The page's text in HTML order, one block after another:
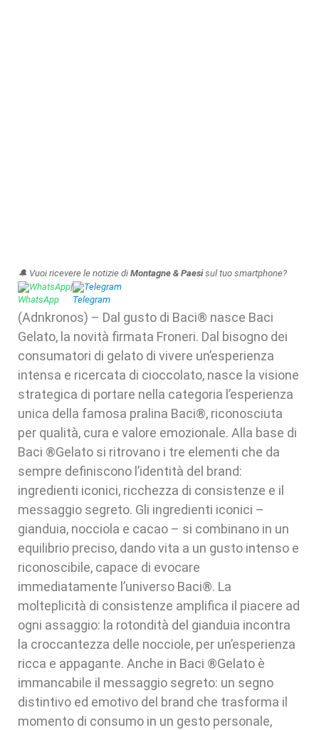
🔔 Vuoi ricevere le notizie di Montagne & Paesisul tuo smartphone?
WhatsApp| Telegram
(Adnkronos) – Dal gusto di Baci® nasce Baci
Gelato, la novità firmata Froneri. Dal bisogno dei
consumatori di gelato di vivere un’esperienza
intensa e ricercata di cioccolato, nasce la visione
strategica di portare nella categoria l’esperienza
unica della famosa pralina Baci®, riconosciuta
per qualità, cura e valore emozionale. Alla base di
Baci ®Gelato si ritrovano i tre elementi che da
sempre definiscono l’identità del brand:
ingredienti iconici, ricchezza di consistenze e il
messaggio segreto. Gli ingredienti iconici –
gianduia, nocciola e cacao – si combinano in un
equilibrio preciso, dando vita a un gusto intenso e
riconoscibile, capace di evocare
immediatamente l’universo Baci®. La
molteplicità di consistenze amplifica il piacere ad
ogni assaggio: la rotondità del gianduia incontra
la croccantezza delle nocciole, per un’esperienza
ricca e appagante. Anche in Baci ®Gelato è
immancabile il messaggio segreto: un segno
distintivo ed emotivo del brand che trasforma il
momento di consumo in un gesto personale,